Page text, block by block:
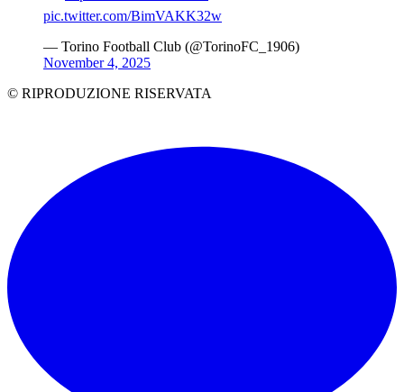
pic.twitter.com/BimVAKK32w
— Torino Football Club (@TorinoFC_1906)
November 4, 2025
© RIPRODUZIONE RISERVATA